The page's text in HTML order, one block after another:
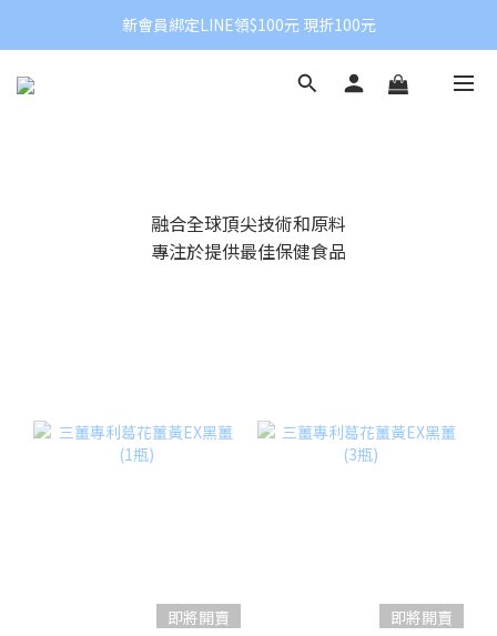
新會員綁定LINE領$100元 現折100元
融合全球頂尖技術和原料
專注於提供最佳保健食品
即將開賣
即將開賣